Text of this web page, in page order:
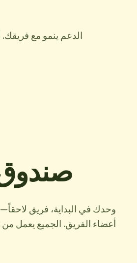
الدعم ينمو مع
أعضاء الفريق. الجميع يعمل